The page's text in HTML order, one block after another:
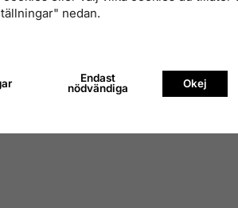
nedan.
Endast
nödvändiga
Okej